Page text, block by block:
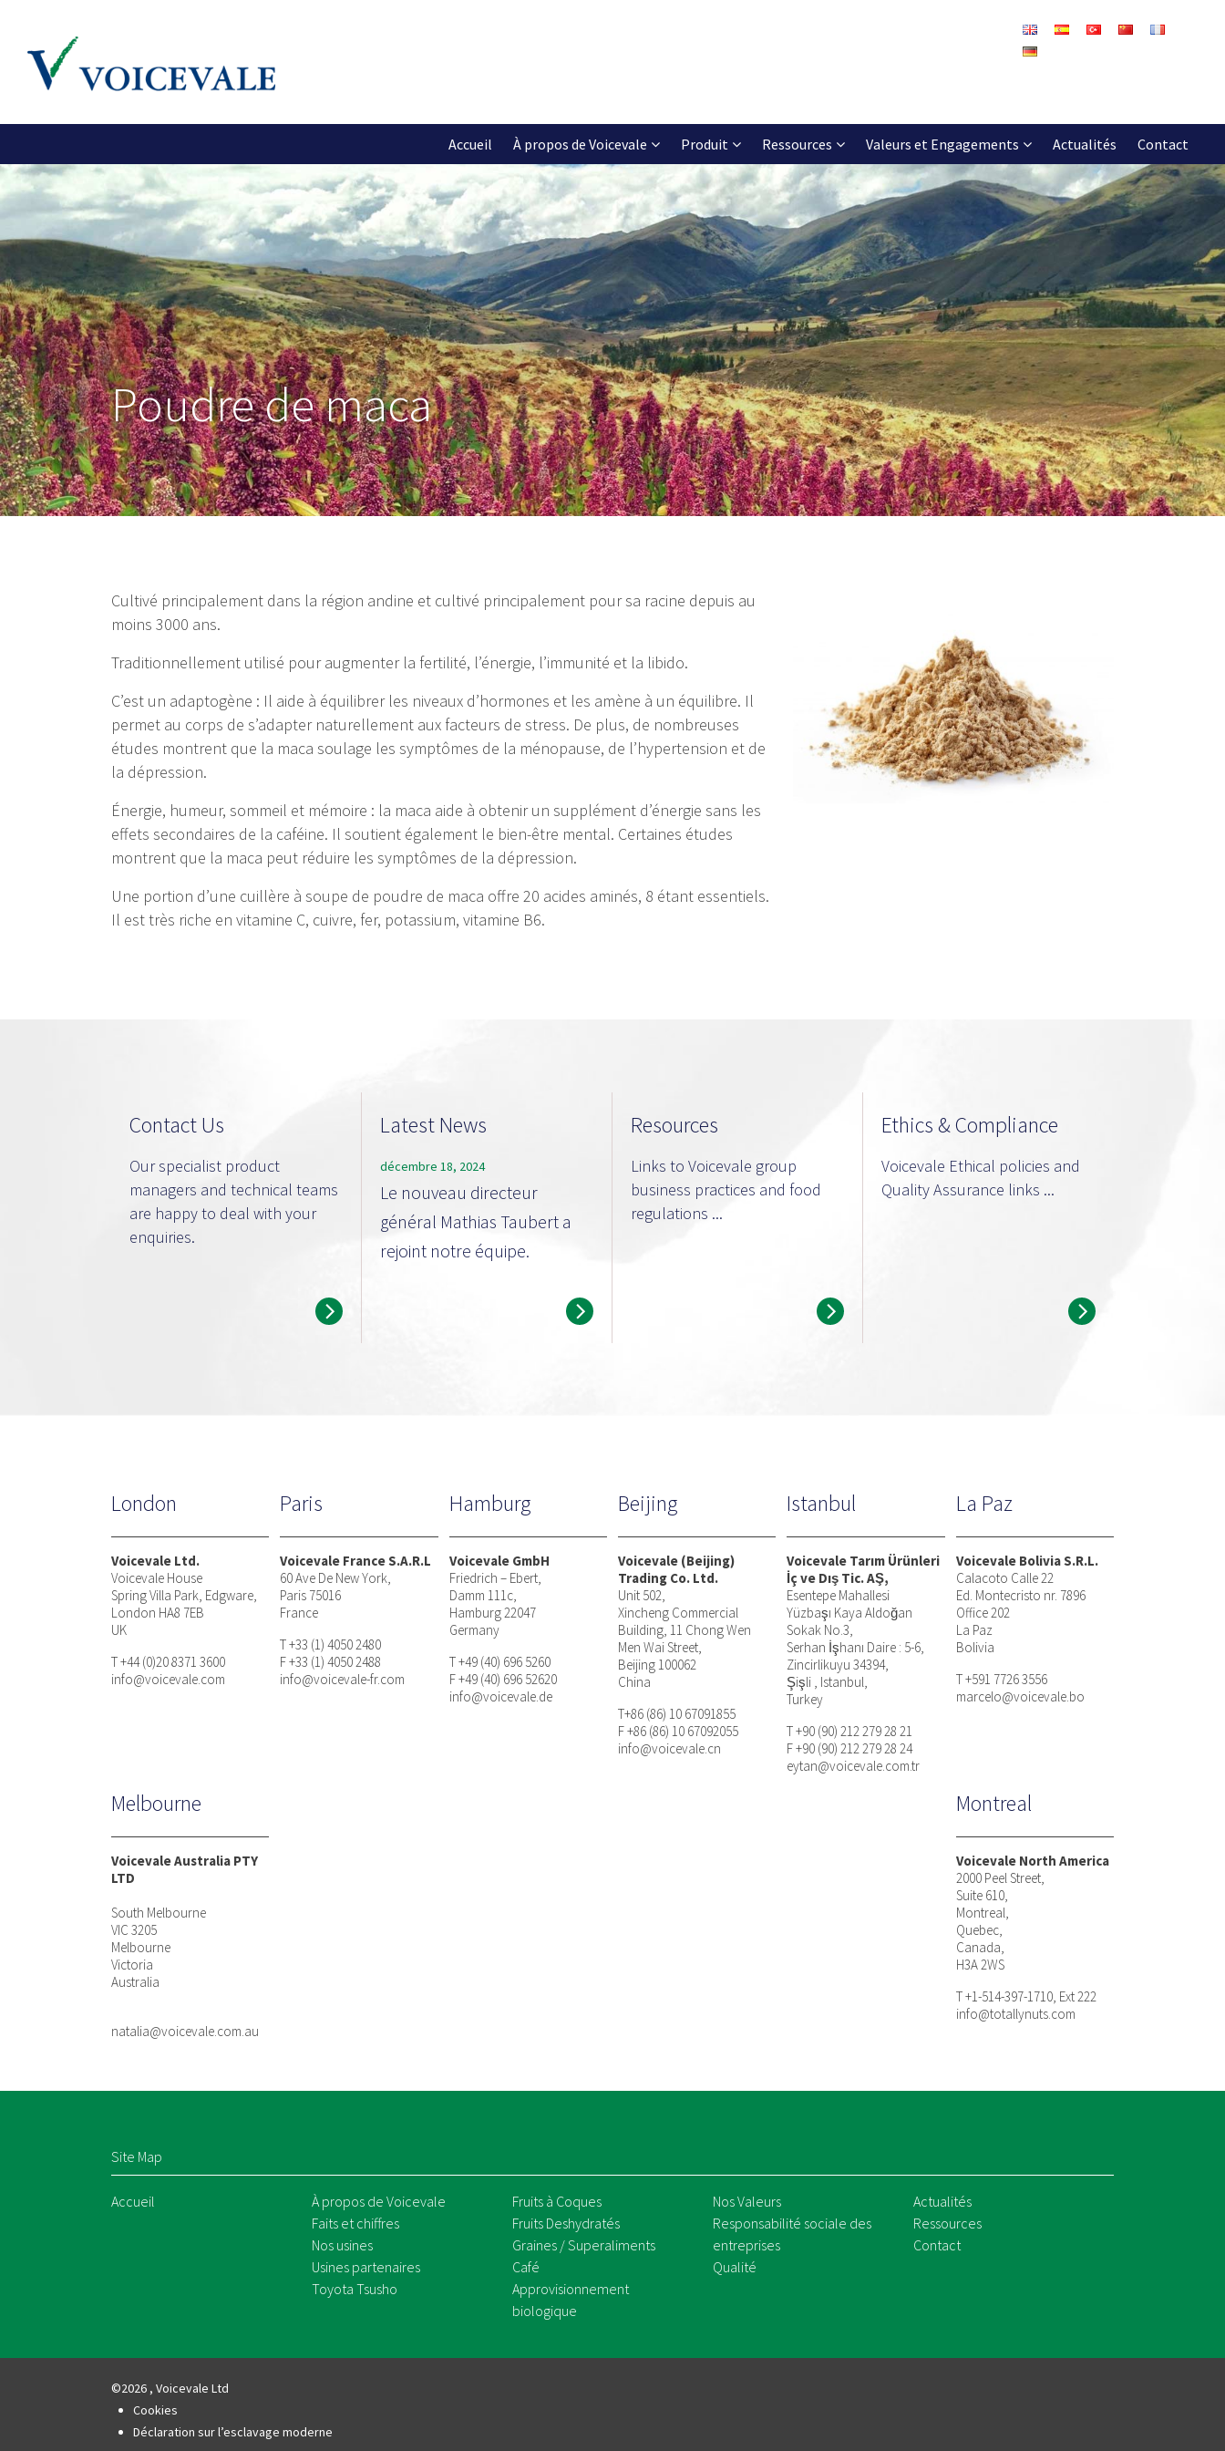
Accueil À propos de Voicevale Produit Ressources Valeurs et Engagements Actualités Contact
Poudre de maca
Cultivé principalement dans la région andine et cultivé principalement pour sa racine depuis au
moins 3000 ans.
Traditionnellement utilisé pour augmenter la fertilité, l’énergie, l’immunité et la libido.
C’est un adaptogène : Il aide à équilibrer les niveaux d’hormones et les amène à un équilibre. Il
permet au corps de s’adapter naturellement aux facteurs de stress. De plus, de nombreuses
études montrent que la maca soulage les symptômes de la ménopause, de l’hypertension et de
la dépression.
Énergie, humeur, sommeil et mémoire : la maca aide à obtenir un supplément d’énergie sans les
effets secondaires de la caféine. Il soutient également le bien-être mental. Certaines études
montrent que la maca peut réduire les symptômes de la dépression.
Une portion d’une cuillère à soupe de poudre de maca offre 20 acides aminés, 8 étant essentiels.
Il est très riche en vitamine C, cuivre, fer, potassium, vitamine B6.
Contact Us
Our specialist product
managers and technical teams
are happy to deal with your
enquiries.
Latest News
décembre 18, 2024
Le nouveau directeur
général Mathias Taubert a
rejoint notre équipe.
Resources
Links to Voicevale group
business practices and food
regulations ...
Ethics & Compliance
Voicevale Ethical policies and
Quality Assurance links ...
London
Voicevale Ltd.
Voicevale House
Spring Villa Park, Edgware,
London HA8 7EB
UK
T +44 (0)20 8371 3600
info@voicevale.com
Paris
Voicevale France S.A.R.L
60 Ave De New York,
Paris 75016
France
T +33 (1) 4050 2480
F +33 (1) 4050 2488
info@voicevale-fr.com
Hamburg
Voicevale GmbH
Friedrich – Ebert,
Damm 111c,
Hamburg 22047
Germany
T +49 (40) 696 5260
F +49 (40) 696 52620
info@voicevale.de
Beijing
Voicevale (Beijing)
Trading Co. Ltd.
Unit 502,
Xincheng Commercial
Building, 11 Chong Wen
Men Wai Street,
Beijing 100062
China
T+86 (86) 10 67091855
F +86 (86) 10 67092055
info@voicevale.cn
Istanbul
Voicevale Tarım Ürünleri
İç ve Dış Tic. AŞ,
Esentepe Mahallesi
Yüzbaşı Kaya Aldoğan
Sokak No.3,
Serhan İşhanı Daire : 5-6,
Zincirlikuyu 34394,
Şişli , Istanbul,
Turkey
T +90 (90) 212 279 28 21
F +90 (90) 212 279 28 24
eytan@voicevale.com.tr
La Paz
Voicevale Bolivia S.R.L.
Calacoto Calle 22
Ed. Montecristo nr. 7896
Office 202
La Paz
Bolivia
T +591 7726 3556
marcelo@voicevale.bo
Melbourne
Voicevale Australia PTY
LTD
South Melbourne
VIC 3205
Melbourne
Victoria
Australia
natalia@voicevale.com.au
Montreal
Voicevale North America
2000 Peel Street,
Suite 610,
Montreal,
Quebec,
Canada,
H3A 2WS
T +1-514-397-1710, Ext 222
info@totallynuts.com
Site Map
Accueil
À propos de Voicevale
Faits et chiffres
Nos usines
Usines partenaires
Toyota Tsusho
Fruits à Coques
Fruits Deshydratés
Graines / Superaliments
Café
Approvisionnement
biologique
Nos Valeurs
Responsabilité sociale des
entreprises
Qualité
Actualités
Ressources
Contact
©2026 , Voicevale Ltd
Cookies
Déclaration sur l’esclavage moderne